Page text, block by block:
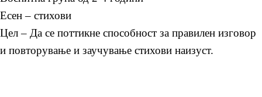
Есен – стихови
Цел – Да се поттикне способност за правилен изговор
и повторување и заучување стихови наизуст.